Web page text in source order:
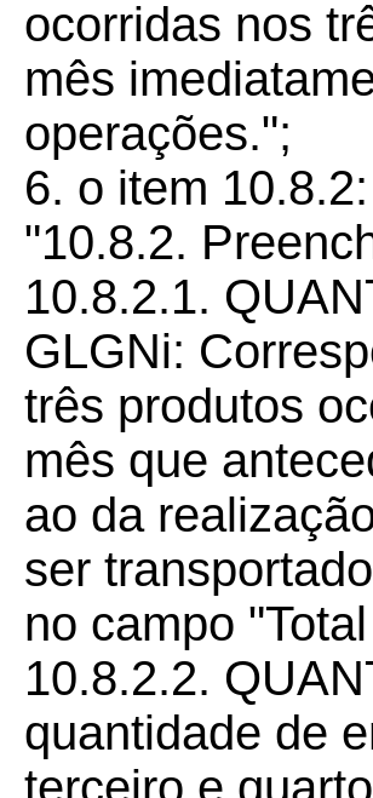
ocorridas nos
mês
operações.";
6. o item 10.8.2:
"10.8.2.
10.8.2.1.
GLGNi:
três produtos
mês que
ao da
ser
no campo
10.8.2.2.
quantidade de
terceiro e